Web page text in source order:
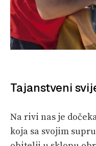
Tajanstveni
Na rivi nas je
koja sa svojim